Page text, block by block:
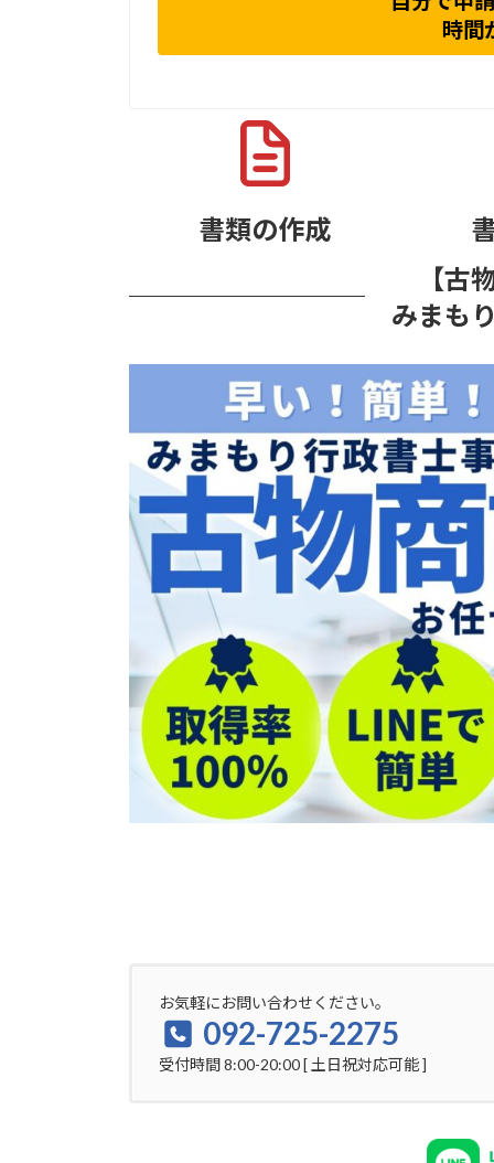
時間
書類の作成
【古
みまも
お気軽にお問い合わせください。
092-725-2275
受付時間 8:00-20:00 [ 土日祝対応可能 ]